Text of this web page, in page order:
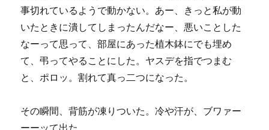
事切れているようで動かない。あー、きっと私が動
いたときに潰してしまったんだなー、悪いことした
なーって思って、部屋にあった植木鉢にでも埋め
て、弔ってやることにした。ヤスデを指でつまむ
と、ポロッ。割れて真っ二つになった。
その瞬間、背筋が凍りついた。冷や汗が、ブワァー
ーーッて出た。